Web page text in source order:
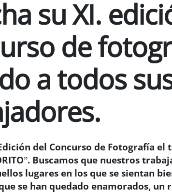
su XI.
de
a todos
del Concurso de Fotografía el
Buscamos que nuestros
lugares en los que se sientan
se han quedado enamorados, un